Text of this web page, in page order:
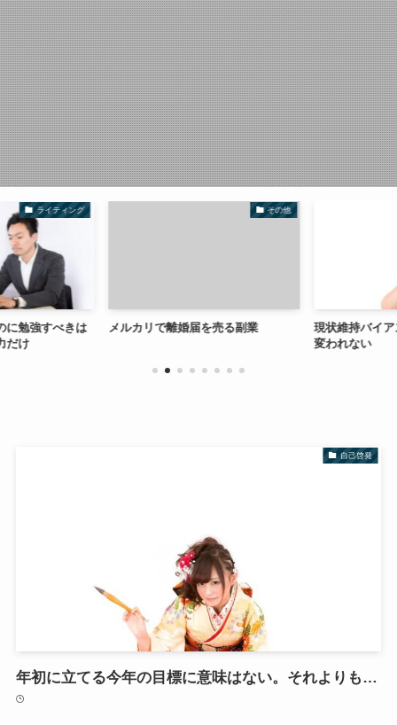
ライティング
勉強すべきは
け
その他
メルカリで離婚届を売る副業
現状維持バイア
変われない
自己啓発
年初に立てる今年の目標に意味はない。それよりも…